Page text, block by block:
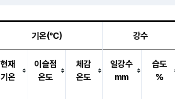
기온(℃) 강수
현재
기온
이슬점
온도
체감
온도
일강수
mm
습도
%